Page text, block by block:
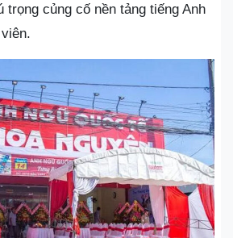
trọng củng cố nền tảng tiếng Anh